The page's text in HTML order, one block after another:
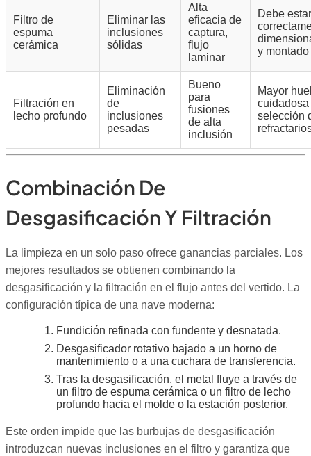
Filtro de
espuma
cerámica
Eliminar las
inclusiones
sólidas
Alta
eficacia de
captura,
flujo
laminar
Debe estar
y montado
Filtración en
lecho profundo
Eliminación
de
inclusiones
pesadas
Bueno
para
fusiones
de alta
inclusión
Mayor
cuidadosa
selección
Combinación De
Desgasificación Y Filtración
La limpieza en un solo paso ofrece ganancias parciales. Los
mejores resultados se obtienen combinando la
desgasificación y la filtración en el flujo antes del vertido. La
configuración típica de una nave moderna:
Fundición refinada con fundente y desnatada.
Desgasificador rotativo bajado a un horno de
mantenimiento o a una cuchara de transferencia.
Tras la desgasificación, el metal fluye a través de
un filtro de espuma cerámica o un filtro de lecho
profundo hacia el molde o la estación posterior.
Este orden impide que las burbujas de desgasificación
introduzcan nuevas inclusiones en el filtro y garantiza que